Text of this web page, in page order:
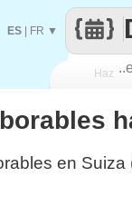
Haz
ES FR ▼
en Suiza